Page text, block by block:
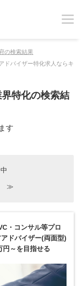
の検索結果
ドバイザー特化求人ならキ
特化の検索結
す
≫
・コンサル等プロ
ドバイザー(両面型)
円～を目指せる